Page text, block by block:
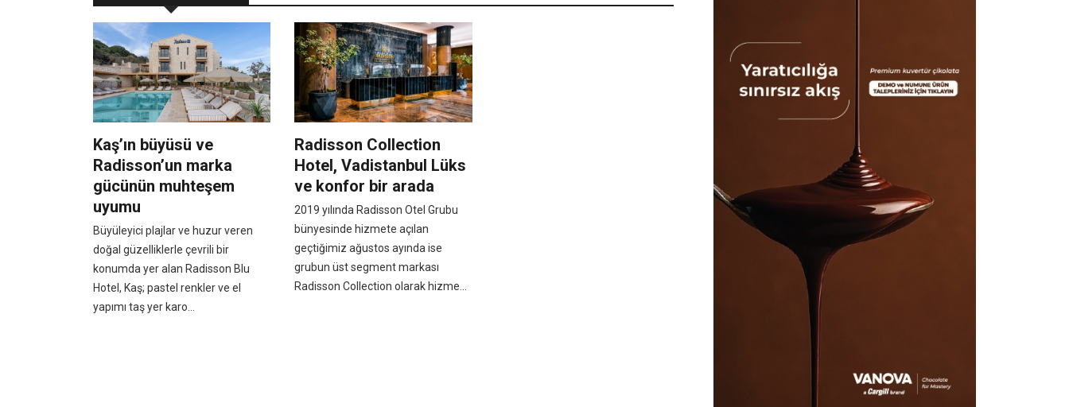
Kaş’ın büyüsü ve
Radisson’un marka
gücünün muhteşem
uyumu
Büyüleyici plajlar ve huzur veren
doğal güzelliklerle çevrili bir
konumda yer alan Radisson Blu
Hotel, Kaş; pastel renkler ve el
yapımı taş yer karo...
Radisson Collection
Hotel, Vadistanbul Lüks
ve konfor bir arada
2019 yılında Radisson Otel Grubu
bünyesinde hizmete açılan
geçtiğimiz ağustos ayında ise
grubun üst segment markası
Radisson Collection olarak hizme...